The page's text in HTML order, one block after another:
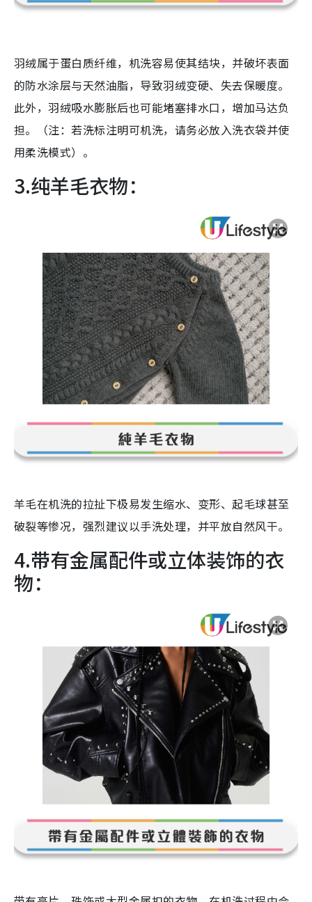
羽绒属于蛋白质纤维，机洗容易使其结块，并破坏表面
的防水涂层与天然油脂，导致羽绒变硬、失去保暖度。
此外，羽绒吸水膨胀后也可能堵塞排水口，增加马达负
担。（注：若洗标注明可机洗，请务必放入洗衣袋并使
用柔洗模式）。
3.纯羊毛衣物：
羊毛在机洗的拉扯下极易发生缩水、变形、起毛球甚至
破裂等惨况，强烈建议以手洗处理，并平放自然风干。
4.带有金属配件或立体装饰的衣
物：